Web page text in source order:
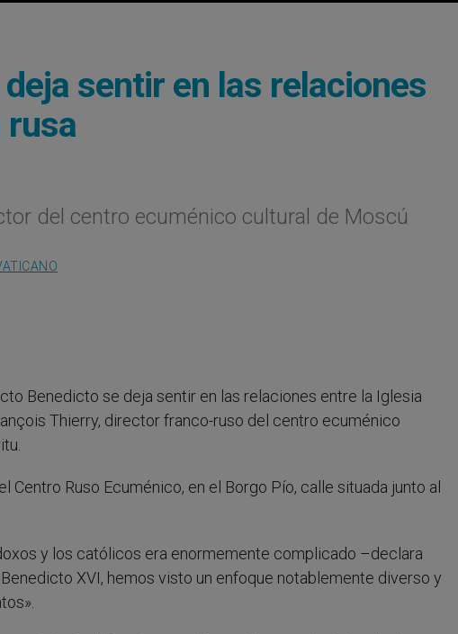
sentir en las relaciones
rusa
del centro ecuménico cultural de Moscú
Benedicto se deja sentir en las relaciones entre la Iglesia
Thierry, director franco-ruso del centro ecuménico
Ruso Ecuménico, en el Borgo Pío, calle situada junto al
y los católicos era enormemente complicado –declara
XVI, hemos visto un enfoque notablemente diverso y